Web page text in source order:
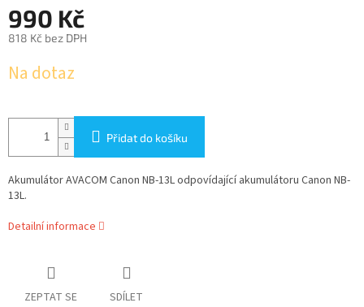
990 Kč
818 Kč bez DPH
cena:
Na dotaz
Přidat do košíku
Akumulátor AVACOM Canon NB-13L odpovídající akumulátoru Canon NB-
13L.
Detailní informace
ZEPTAT SE SDÍLET